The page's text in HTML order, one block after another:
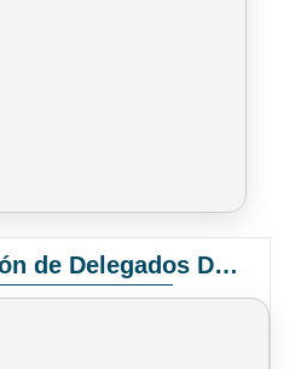
Convocatoria Elección de Delegados Docentes para el XIV Congreso Nacional de Universidades